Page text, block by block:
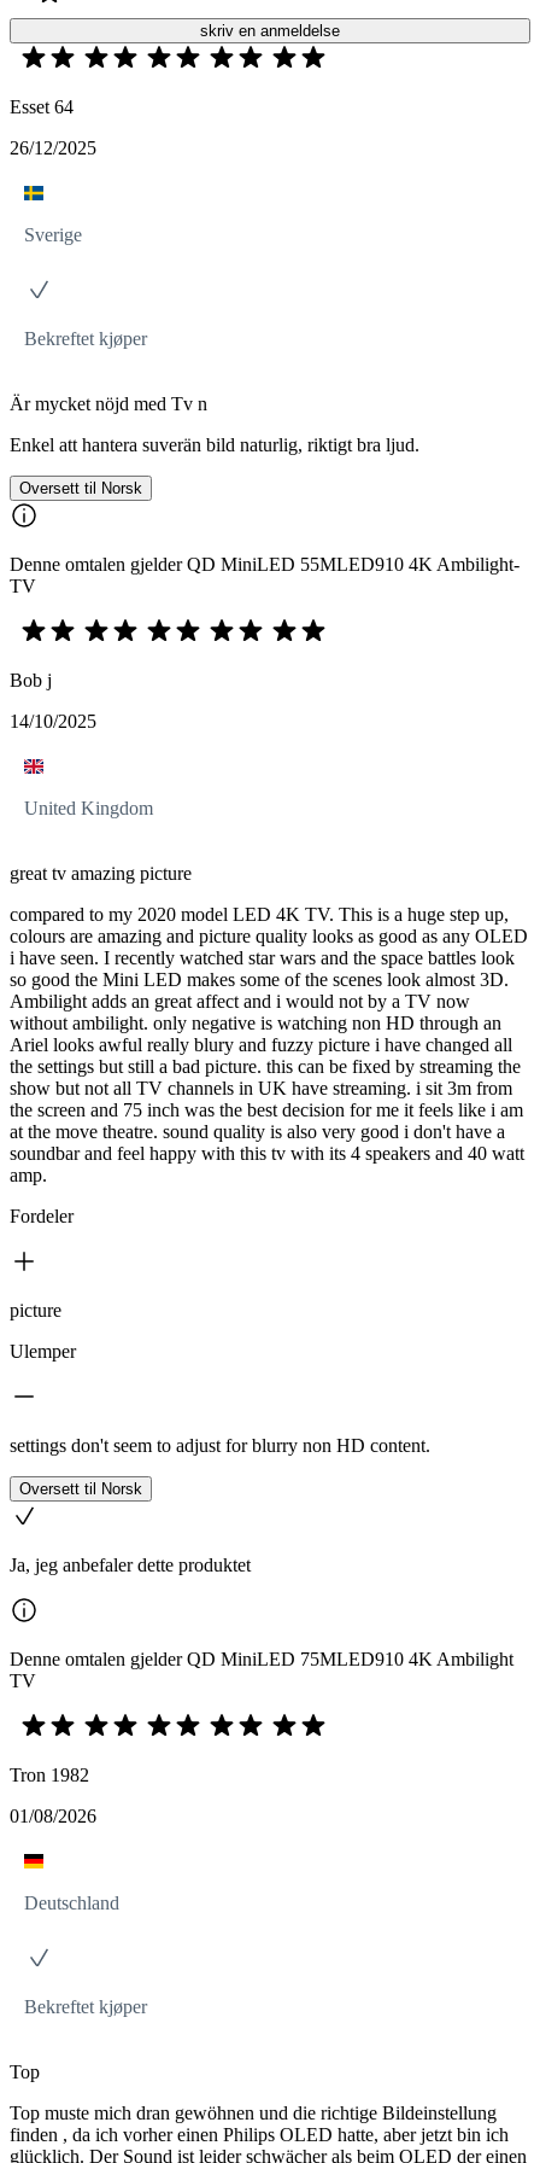
skriv en anmeldelse
Esset 64
26/12/2025
Sverige
Bekreftet kjøper
Är mycket nöjd med Tv n
Enkel att hantera suverän bild naturlig, riktigt bra ljud.
Oversett til Norsk
Denne omtalen gjelder QD MiniLED 55MLED910 4K Ambilight-
TV
Bob j
14/10/2025
United Kingdom
great tv amazing picture
compared to my 2020 model LED 4K TV. This is a huge step up,
colours are amazing and picture quality looks as good as any OLED
i have seen. I recently watched star wars and the space battles look
so good the Mini LED makes some of the scenes look almost 3D.
Ambilight adds an great affect and i would not by a TV now
without ambilight. only negative is watching non HD through an
Ariel looks awful really blury and fuzzy picture i have changed all
the settings but still a bad picture. this can be fixed by streaming the
show but not all TV channels in UK have streaming. i sit 3m from
the screen and 75 inch was the best decision for me it feels like i am
at the move theatre. sound quality is also very good i don't have a
soundbar and feel happy with this tv with its 4 speakers and 40 watt
amp.
Fordeler
picture
Ulemper
settings don't seem to adjust for blurry non HD content.
Oversett til Norsk
Ja, jeg anbefaler dette produktet
Denne omtalen gjelder QD MiniLED 75MLED910 4K Ambilight
TV
Tron 1982
01/08/2026
Deutschland
Bekreftet kjøper
Top
Top muste mich dran gewöhnen und die richtige Bildeinstellung
finden , da ich vorher einen Philips OLED hatte, aber jetzt bin ich
glücklich. Der Sound ist leider schwächer als beim OLED der einen